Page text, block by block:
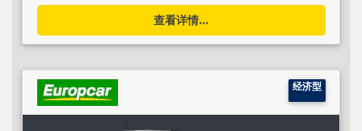
查看详情...
经济型